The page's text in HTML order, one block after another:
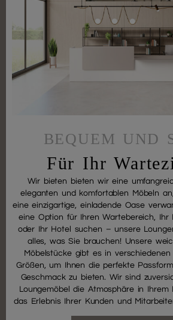
BEQUEM UND
Für Ihr
Wir bieten bieten wir eine
eleganten und komfortablen Möbeln
eine einzigartige, einladende Oase
eine Option für Ihren Wartebereich, Ihr
oder Ihr Hotel suchen – unsere
alles, was Sie brauchen! Unsere
Möbelstücke gibt es in
Größen, um Ihnen die perfekte
Geschmack zu bieten. Wir sind
Loungemöbel die Atmosphäre in
das Erlebnis Ihrer Kunden und